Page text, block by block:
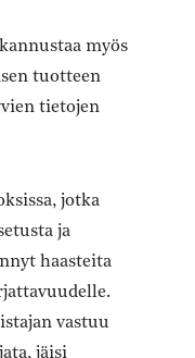
myös
tuotteen
tietojen
jotka
ja
haasteita
vastuu
jäisi